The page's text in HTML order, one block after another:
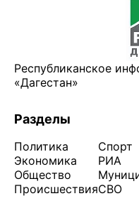
Республиканское
«Дагестан»
Разделы
Политика
Экономика
Общество
Происшествия
Спорт
РИА
СВО